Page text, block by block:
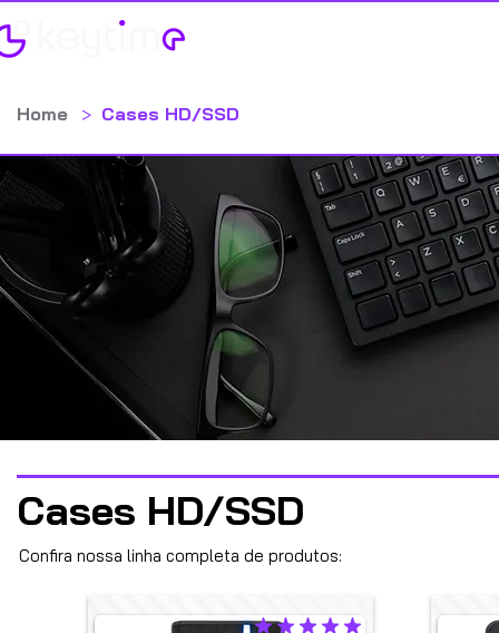
Home > Cases HD/SSD
Cases HD/SSD
Confira nossa linha completa de produtos: